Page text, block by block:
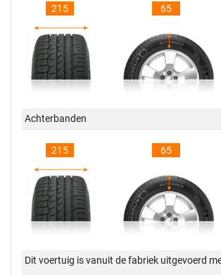
215 65
Achterbanden
215 65
Dit voertuig is vanuit de fabriek uitgevoerd